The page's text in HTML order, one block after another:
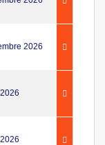
2026